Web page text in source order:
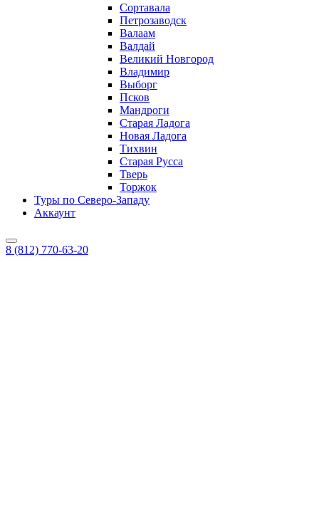
Сортавала
Петрозаводск
Валаам
Валдай
Великий Новгород
Владимир
Выборг
Псков
Мандроги
Старая Ладога
Новая Ладога
Тихвин
Старая Русса
Тверь
Торжок
Туры по Северо-Западу
Аккаунт
8 (812) 770-63-20